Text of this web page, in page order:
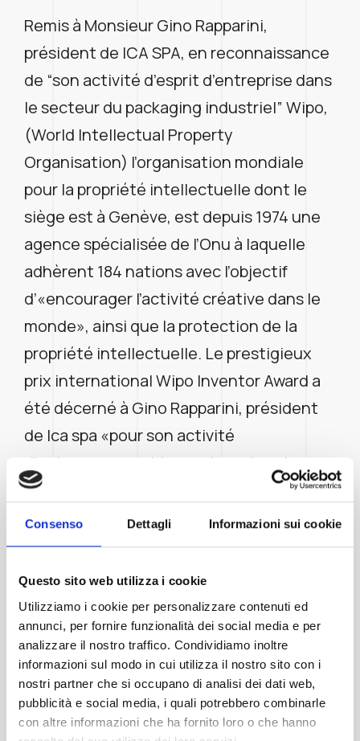
Consenso Dettagli Informazioni sui cookie
Questo sito web utilizza i cookie
Utilizziamo i cookie per personalizzare contenuti ed
annunci, per fornire funzionalità dei social media e per
analizzare il nostro traffico. Condividiamo inoltre
informazioni sul modo in cui utilizza il nostro sito con i
nostri partner che si occupano di analisi dei dati web,
pubblicità e social media, i quali potrebbero combinarle
con altre informazioni che ha fornito loro o che hanno
Remis à Monsieur Gino Rapparini,
président de ICA SPA, en reconnaissance
de “son activité d’esprit d’entreprise dans
le secteur du packaging industriel” Wipo,
(World Intellectual Property
Organisation) l’organisation mondiale
pour la propriété intellectuelle dont le
siège est à Genève, est depuis 1974 une
agence spécialisée de l’Onu à laquelle
adhèrent 184 nations avec l’objectif
d’«encourager l’activité créative dans le
monde», ainsi que la protection de la
propriété intellectuelle. Le prestigieux
prix international Wipo Inventor Award a
été décerné à Gino Rapparini, président
de Ica spa «pour son activité
d’entrepreneur et innovateur dans le
secteur du packaging industriel». La
cérémonie de remise de ce prix a eu lieu
le 4 octobre 2010 à Roma, durant le
huitième Forum organisé par la Wipo en
collaboration avec le Bureau italien des
marques et brevets.